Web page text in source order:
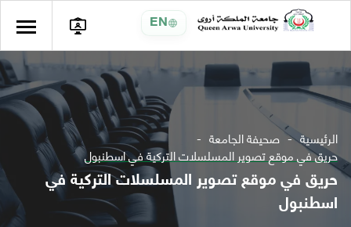
EN
الرئيسية صحيفة الجامعة
حريق في موقع تصوير المسلسلات التركية في اسطنبول
حريق في موقع تصوير المسلسلات التركية في
اسطنبول